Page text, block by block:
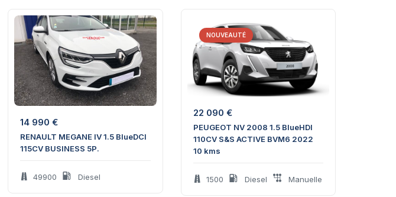
14 990 €
RENAULT MEGANE IV 1.5 BlueDCI
115CV BUSINESS 5P.
49900 Diesel
NOUVEAUTÉ
22 090 €
PEUGEOT NV 2008 1.5 BlueHDI
110CV S&S ACTIVE BVM6 2022
10 kms
1500 Diesel Manuelle